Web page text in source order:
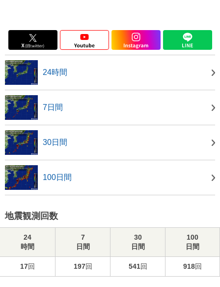
24時間
7日間
30日間
100日間
地震観測回数
24
時間
7
日間
30
日間
100
日間
17回 197回 541回 918回